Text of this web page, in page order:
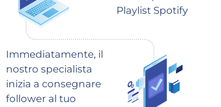
Playlist Spotify
Immediatamente, il
nostro specialista
inizia a consegnare
follower al tuo